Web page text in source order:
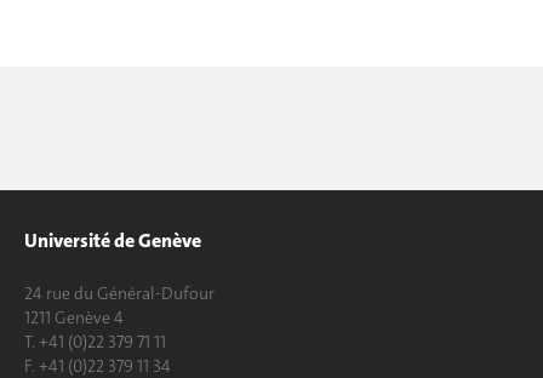
Université de Genève
24 rue du Général-Dufour
1211 Genève 4
T. +41 (0)22 379 71 11
F. +41 (0)22 379 11 34